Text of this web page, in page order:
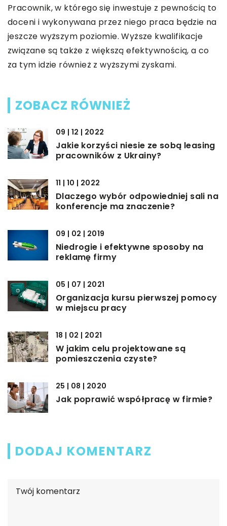
Pracownik, w którego się inwestuje z pewnością to
doceni i wykonywana przez niego praca będzie na
jeszcze wyższym poziomie. Wyższe kwalifikacje
związane są także z większą efektywnością, a co
za tym idzie również z wyższymi zyskami.
ZOBACZ RÓWNIEŻ
09 | 12 | 2022
Jakie korzyści niesie ze sobą leasing
pracowników z Ukrainy?
11 | 10 | 2022
Dlaczego wybór odpowiedniej sali na
konferencje ma znaczenie?
09 | 02 | 2019
Niedrogie i efektywne sposoby na
reklamę firmy
05 | 07 | 2021
Organizacja kursu pierwszej pomocy
w miejscu pracy
18 | 02 | 2021
W jakim celu projektowane są
pomieszczenia czyste?
25 | 08 | 2020
Jak poprawić współpracę w firmie?
DODAJ KOMENTARZ